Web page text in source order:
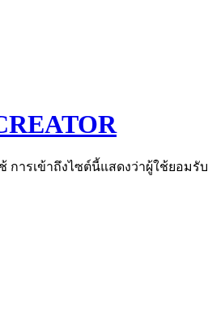
การเข้าถึงไซต์นี้แสดงว่าผู้ใช้ยอมรับ